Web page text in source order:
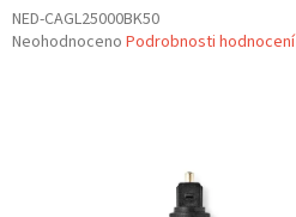
NED-CAGL25000BK50
Průměrné
Neohodnoceno Podrobnosti hodnocení